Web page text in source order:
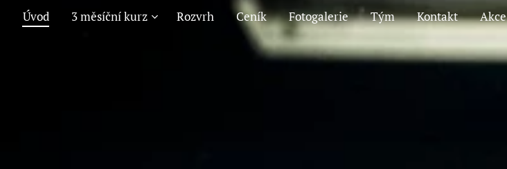
Úvod 3 měsíční kurz Rozvrh Ceník Fotogalerie Tým Kontakt Akce